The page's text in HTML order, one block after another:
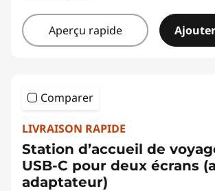
Aperçu rapide
Comparer
LIVRAISON RAPIDE
Station d’accueil de
USB-C pour deux écrans
adaptateur)